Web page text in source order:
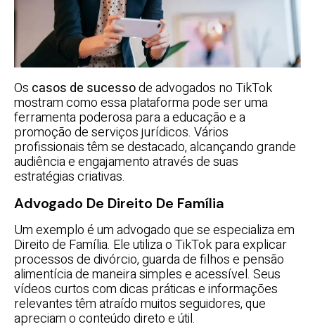
Os casos de sucessode advogados no TikTok
mostram como essa plataforma pode ser uma
ferramenta poderosa para a educação e a
promoção de serviços jurídicos. Vários
profissionais têm se destacado, alcançando grande
audiência e engajamento através de suas
estratégias criativas.
Advogado De Direito De Família
Um exemplo é um advogado que se especializa em
Direito de Família. Ele utiliza o TikTok para explicar
processos de divórcio, guarda de filhos e pensão
alimentícia de maneira simples e acessível. Seus
vídeos curtos com dicas práticas e informações
relevantes têm atraído muitos seguidores, que
apreciam o conteúdo direto e útil.